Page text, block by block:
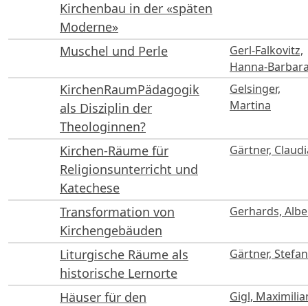
Kirchenbau in der «späten
Moderne»
Muschel und Perle
Gerl-Falkovitz,
Hanna-
KirchenRaumPädagogik
als Disziplin der
Theologinnen?
Gelsinger,
Martina
Kirchen-Räume für
Religionsunterricht und
Katechese
Gärtner,
Transformation von
Kirchengebäuden
Gerhards,
Liturgische Räume als
historische Lernorte
Gärtner, Stefan
Häuser für den
Gigl,